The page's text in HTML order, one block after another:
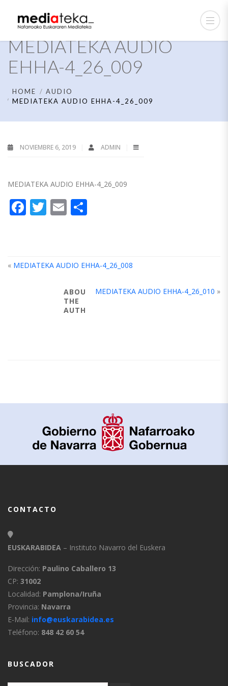
MEDIATEKA AUDIO
EHHA-4_26_009
HOME
AUDIO
MEDIATEKA AUDIO EHHA-4_26_009
NOVIEMBRE 6, 2019 ADMIN
MEDIATEKA AUDIO EHHA-4_26_009
Facebook
Twitter
Email
« MEDIATEKA AUDIO EHHA-4_26_008
MEDIATEKA AUDIO EHHA-4_26_010 »
ABOUT
THE
AUTHOR
CONTACTO
EUSKARABIDEA – Instituto Navarro del Euskera
Dirección: Paulino Caballero 13
CP: 31002
Localidad: Pamplona/Iruña
Provincia: Navarra
E-Mail: info@euskarabidea.es
Teléfono: 848 42 60 54
BUSCADOR